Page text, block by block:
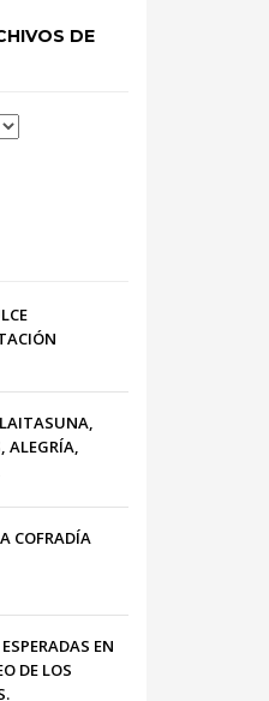
DE
ALEGRÍA,
COFRADÍA
EN
DE LOS